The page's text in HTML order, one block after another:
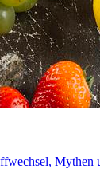
Mythen